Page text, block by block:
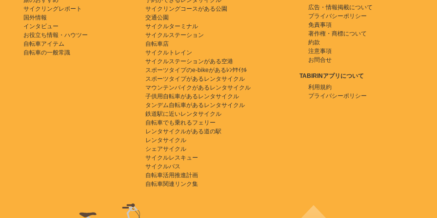
サイクリングレポート
国外情報
インタビュー
お役立ち情報・ハウツー
自転車アイテム
自転車の一般常識
サイクリングコースがある公園
交通公園
サイクルターミナル
サイクルステーション
自転車店
サイクルトレイン
サイクルステーションがある空港
スポーツタイプのe-bikeがあるﾚﾝﾀｻｲｸﾙ
スポーツタイプがあるレンタサイクル
マウンテンバイクがあるレンタサイクル
子供用自転車があるレンタサイクル
タンデム自転車があるレンタサイクル
鉄道駅に近いレンタサイクル
自転車でも乗れるフェリー
レンタサイクルがある道の駅
レンタサイクル
シェアサイクル
サイクルレスキュー
サイクルバス
自転車活用推進計画
自転車関連リンク集
広告・情報掲載について
プライバシーポリシー
免責事項
著作権・商標について
約款
注意事項
お問合せ
TABIRINアプリについて
利用規約
プライバシーポリシー